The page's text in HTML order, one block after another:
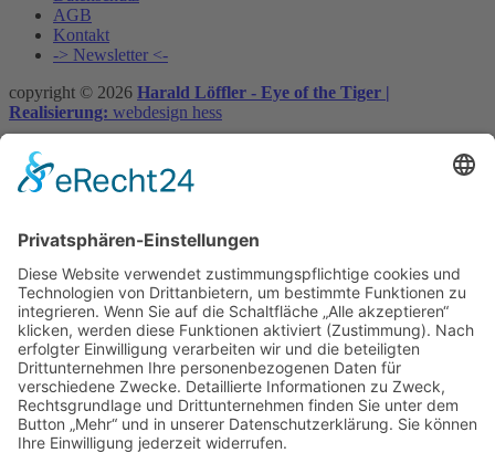
AGB
Kontakt
-> Newsletter <-
copyright © 2026 Harald Löffler - Eye of the Tiger |
Realisierung: webdesign hess